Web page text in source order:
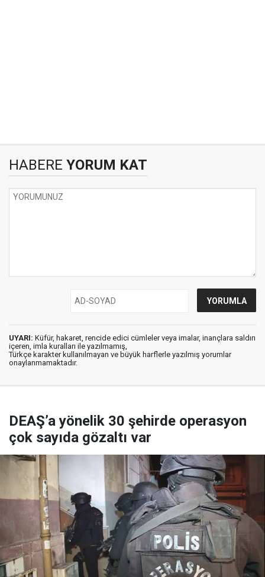
HABERE YORUM KAT
UYARI: Küfür, hakaret, rencide edici cümleler veya imalar, inançlara saldırı
içeren, imla kuralları ile yazılmamış,
Türkçe karakter kullanılmayan ve büyük harflerle yazılmış yorumlar
onaylanmamaktadır.
DEAŞ’a yönelik 30 şehirde operasyon
çok sayıda gözaltı var